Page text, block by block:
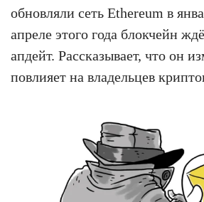
обновляли сеть Ethereum в
апреле этого года блокчейн
апдейт. Рассказывает, что он
повлияет на владельцев